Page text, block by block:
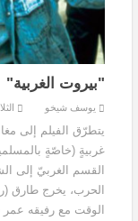
"بيروت الغربية"
يوسف شيخو الثلاثاء,
يتطرّق الفيلم إلى
غربيةٍ (خاصّةٍ
القسم الغربيّ إلى
الحرب، يخرج طارق
الوقت مع رفيقه